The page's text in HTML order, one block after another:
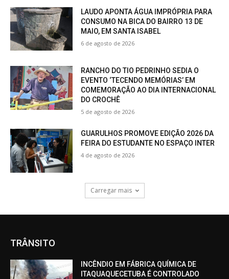
LAUDO APONTA ÁGUA IMPRÓPRIA PARA
CONSUMO NA BICA DO BAIRRO 13 DE
MAIO, EM SANTA ISABEL
6 de agosto de 2026
RANCHO DO TIO PEDRINHO SEDIA O
EVENTO ‘TECENDO MEMÓRIAS’ EM
COMEMORAÇÃO AO DIA INTERNACIONAL
DO CROCHÊ
5 de agosto de 2026
GUARULHOS PROMOVE EDIÇÃO 2026 DA
FEIRA DO ESTUDANTE NO ESPAÇO INTER
4 de agosto de 2026
Carregar mais
TRÂNSITO
INCÊNDIO EM FÁBRICA QUÍMICA DE
ITAQUAQUECETUBA É CONTROLADO